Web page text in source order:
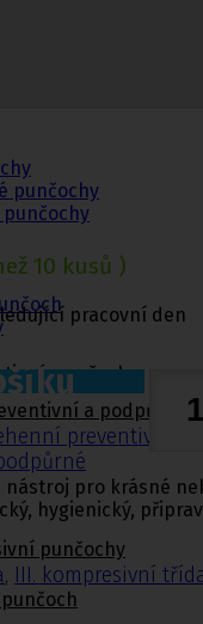
punčochy
punčochy
a podpůrné
preventivní a
punčochy
, III. kompresivní
10 kusů )
pracovní den
nástroj pro krásné
hygienický,